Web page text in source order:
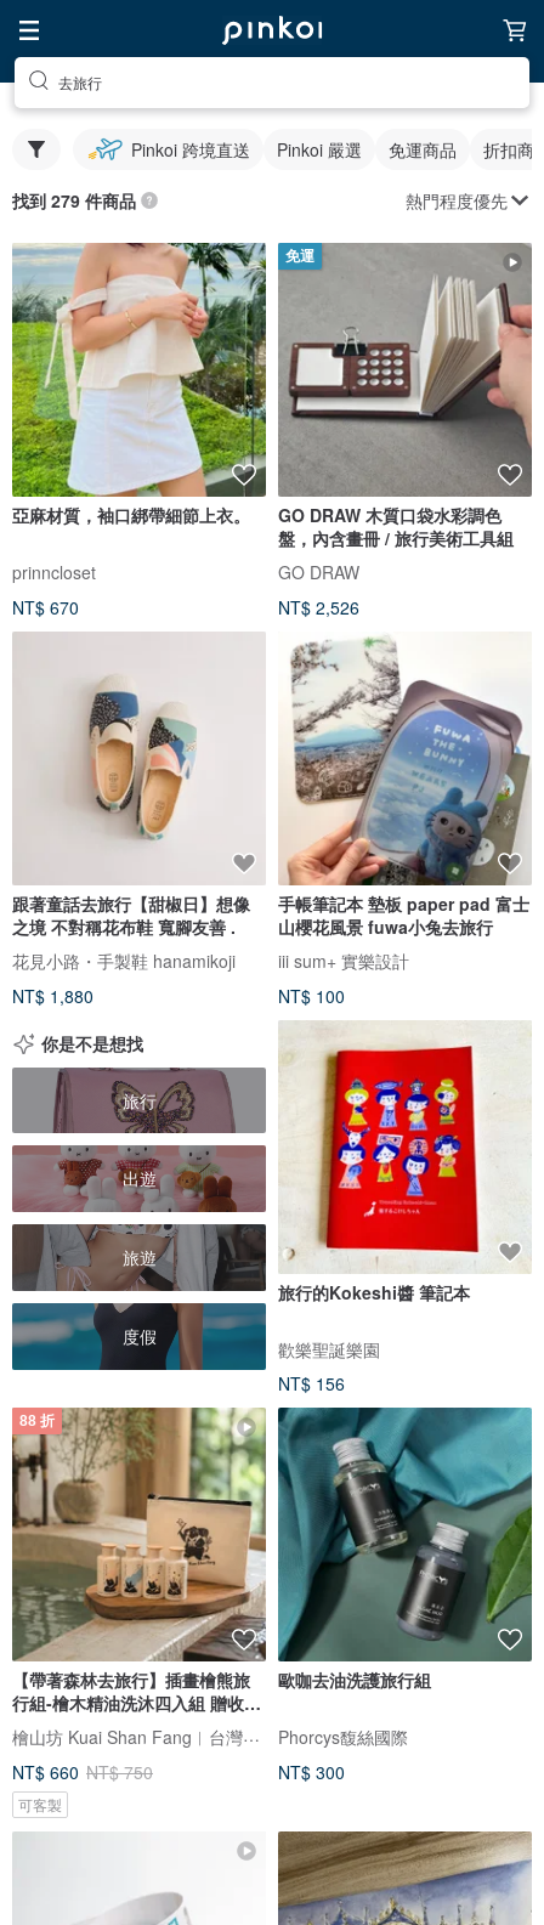
去旅行
Pinkoi 跨境直送 Pinkoi 嚴選 免運商品 折扣商
找到 279 件商品 熱門程度優先
亞麻材質，袖口綁帶細節上衣。
prinncloset
NT$ 670
免運
GO DRAW 木質口袋水彩調色
盤，內含畫冊 / 旅行美術工具組
GO DRAW
NT$ 2,526
跟著童話去旅行【甜椒日】想像
之境 不對稱花布鞋 寬腳友善 .
花見小路・手製鞋 hanamikoji
NT$ 1,880
手帳筆記本 墊板 paper pad 富士
山櫻花風景 fuwa小兔去旅行
iii sum+ 實樂設計
NT$ 100
你是不是想找
旅行
出遊
旅遊
度假
旅行的Kokeshi醬 筆記本
歡樂聖誕樂園
NT$ 156
88 折
【帶著森林去旅行】插畫檜熊旅
行組-檜木精油洗沐四入組 贈收納
袋
檜山坊 Kuai Shan Fang︱台灣檜木香氛領導品牌，療癒森林
NT$ 660 NT$ 750
可客製
歐咖去油洗護旅行組
Phorcys馥絲國際
NT$ 300